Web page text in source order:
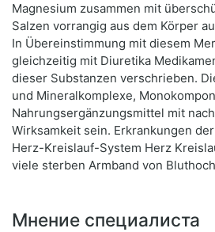
Magnesium zusammen mit
Salzen vorrangig aus dem Körper
In Übereinstimmung mit diesem
gleichzeitig mit Diuretika
dieser Substanzen verschrieben.
und Mineralkomplexe,
Nahrungsergänzungsmittel mit
Wirksamkeit sein. Erkrankungen
Herz-Kreislauf-System Herz
viele sterben Armband von
Мнение специалиста